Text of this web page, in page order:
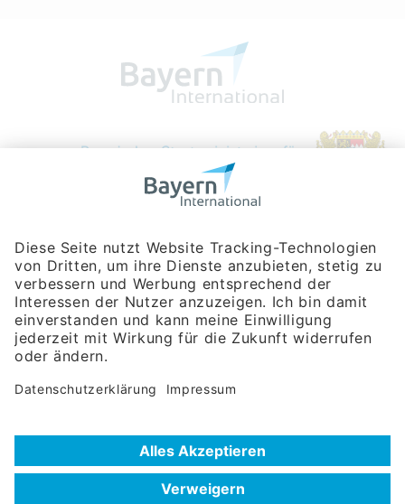
Bayerische Gesellschaft für Internationale
Rosenheimer Str. 143C
81671 München
Tel:+49 180 5949260
(Festnetz 14 ct/min, Mobil max. 42 ct/min)
Hotline
Datenschutzerklärung
Nutzungsbedingungen
Häufig gestellte Fragen (FAQ)